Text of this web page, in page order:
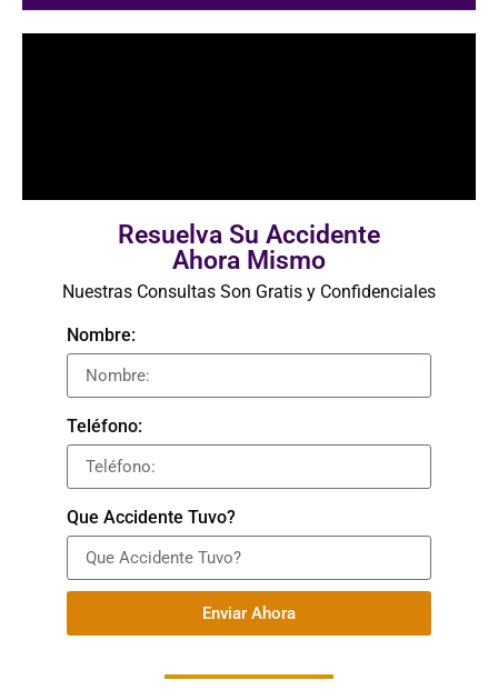
Resuelva Su Accidente
Ahora Mismo
Nuestras Consultas Son Gratis y Confidenciales
Nombre:
Teléfono:
Que Accidente Tuvo?
Enviar Ahora